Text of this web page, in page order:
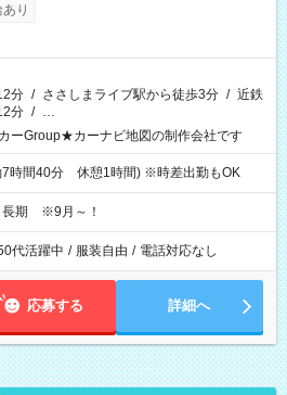
り
分 / ささしまライブ駅から徒歩3分 / 近鉄
分 / …
ーGroup★カーナビ地図の制作会社です
7時間40分 休憩1時間) ※時差出勤もOK
長期 ※9月～！
代活躍中 / 服装自由 / 電話対応なし
応募する 詳細へ